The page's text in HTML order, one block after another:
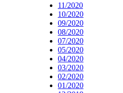
11/2020
10/2020
09/2020
08/2020
07/2020
05/2020
04/2020
03/2020
02/2020
01/2020